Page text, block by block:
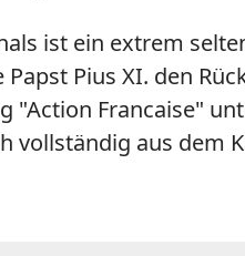
ist ein extrem
Pius XI. den
"Action Francaise"
vollständig aus dem